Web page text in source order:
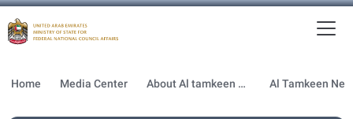
Home Media Center About Al tamkeen newsletter